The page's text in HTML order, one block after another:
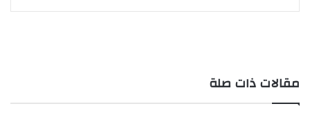
مقالات ذات صلة